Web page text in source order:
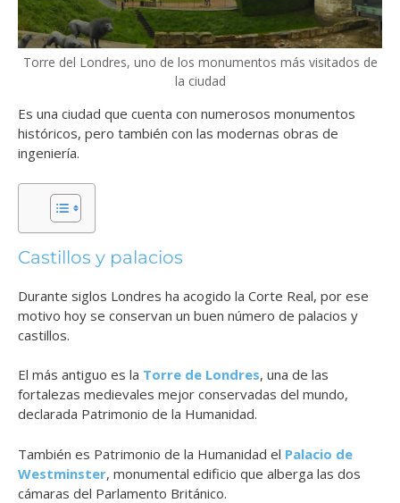
Torre del Londres, uno de los monumentos más visitados de
la ciudad
Es una ciudad que cuenta con numerosos monumentos
históricos, pero también con las modernas obras de
ingeniería.
Castillos y palacios
Durante siglos Londres ha acogido la Corte Real, por ese
motivo hoy se conservan un buen número de palacios y
castillos.
El más antiguo es la Torre de Londres, una de las
fortalezas medievales mejor conservadas del mundo,
declarada Patrimonio de la Humanidad.
También es Patrimonio de la Humanidad el Palacio de
Westminster, monumental edificio que alberga las dos
cámaras del Parlamento Británico.